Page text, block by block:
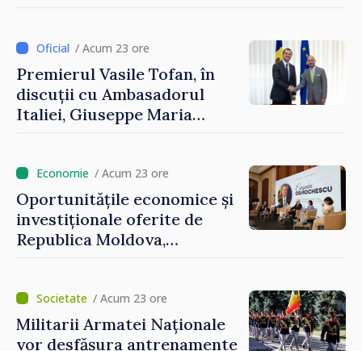
/ Acum 23 ore
Premierul Vasile Tofan, în
discuții cu Ambasadorul
Italiei, Giuseppe Maria
/ Acum 23 ore
Oportunitățile economice și
investiționale oferite de
Republica Moldova,
Forumul Diasporei
/ Acum 23 ore
Militarii Armatei Naționale
vor desfășura antrenamente